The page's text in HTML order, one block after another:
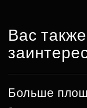
Вас
Больше